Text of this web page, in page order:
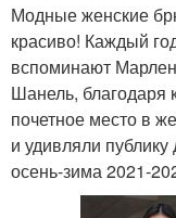
Модные женские
красиво! Каждый
вспоминают
Шанель, благодаря
почетное место в
и удивляли
осень-зима 2021-